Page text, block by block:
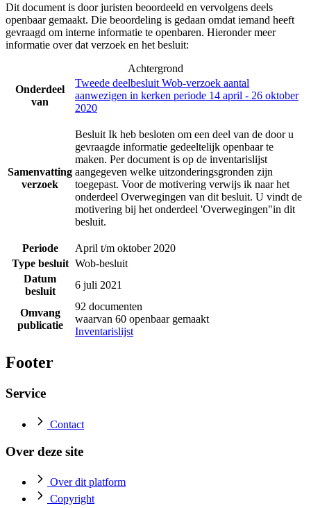
Dit document is door juristen beoordeeld en vervolgens deels
openbaar gemaakt. Die beoordeling is gedaan omdat iemand heeft
gevraagd om interne informatie te openbaren. Hieronder meer
informatie over dat verzoek en het besluit:
Achtergrond
Onderdeel
van
Tweede deelbesluit Wob-verzoek aantal
aanwezigen in kerken periode 14 april - 26 oktober
2020
Samenvatting
verzoek
Besluit Ik heb besloten om een deel van de door u
gevraagde informatie gedeeltelijk openbaar te
maken. Per document is op de inventarislijst
aangegeven welke uitzonderingsgronden zijn
toegepast. Voor de motivering verwijs ik naar het
onderdeel Overwegingen van dit besluit. U vindt de
motivering bij het onderdeel 'Overwegingen"in dit
besluit.
Periode
April t/m oktober 2020
Type besluit Wob-besluit
Datum
besluit
6 juli 2021
Omvang
publicatie
92 documenten
waarvan 60 openbaar gemaakt
Inventarislijst
Footer
Service
Contact
Over deze site
Over dit platform
Copyright